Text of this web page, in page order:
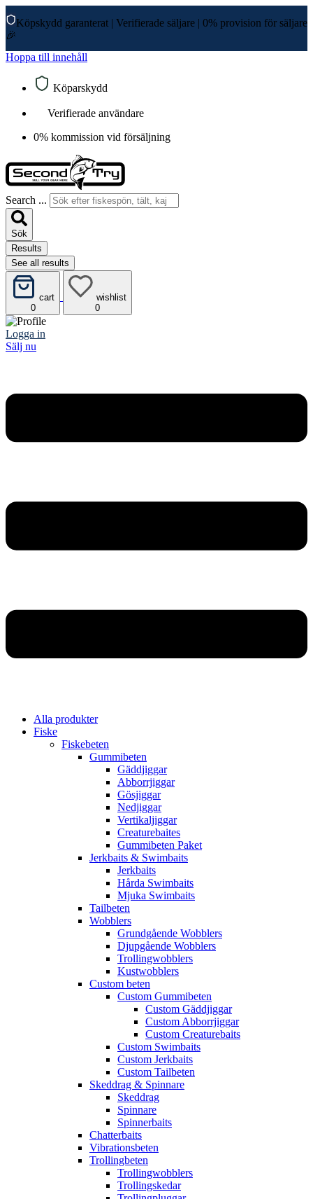
Köpskydd garanterat | Verifierade säljare | 0% provision för säljare
🎉
Hoppa till innehåll
Köparskydd
Verifierade användare
0% kommission vid försäljning
Search ...
Sök
Results
See all results
cart
0
wishlist
0
Logga in
Sälj nu
Alla produkter
Fiske
Fiskebeten
Gummibeten
Gäddjiggar
Abborrjiggar
Gösjiggar
Nedjiggar
Vertikaljiggar
Creaturebaites
Gummibeten Paket
Jerkbaits & Swimbaits
Jerkbaits
Hårda Swimbaits
Mjuka Swimbaits
Tailbeten
Wobblers
Grundgående Wobblers
Djupgående Wobblers
Trollingwobblers
Kustwobblers
Custom beten
Custom Gummibeten
Custom Gäddjiggar
Custom Abborrjiggar
Custom Creaturebaits
Custom Swimbaits
Custom Jerkbaits
Custom Tailbeten
Skeddrag & Spinnare
Skeddrag
Spinnare
Spinnerbaits
Chatterbaits
Vibrationsbeten
Trollingbeten
Trollingwobblers
Trollingskedar